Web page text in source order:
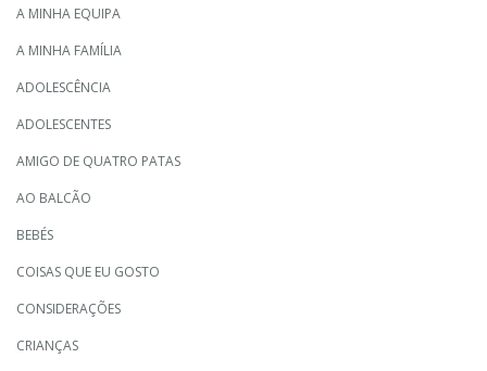
A MINHA EQUIPA
A MINHA FAMÍLIA
ADOLESCÊNCIA
ADOLESCENTES
AMIGO DE QUATRO PATAS
AO BALCÃO
BEBÉS
COISAS QUE EU GOSTO
CONSIDERAÇÕES
CRIANÇAS